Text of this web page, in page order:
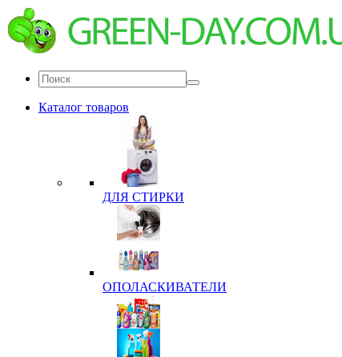
Каталог товаров
ДЛЯ СТИРКИ
ОПОЛАСКИВАТЕЛИ